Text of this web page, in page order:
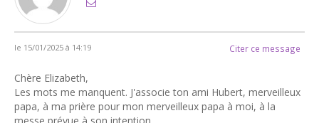
le 15/01/2025 à 14:19 Citer ce message
Chère Elizabeth,
Les mots me manquent. J'associe ton ami Hubert, merveilleux
papa, à ma prière pour mon merveilleux papa à moi, à la